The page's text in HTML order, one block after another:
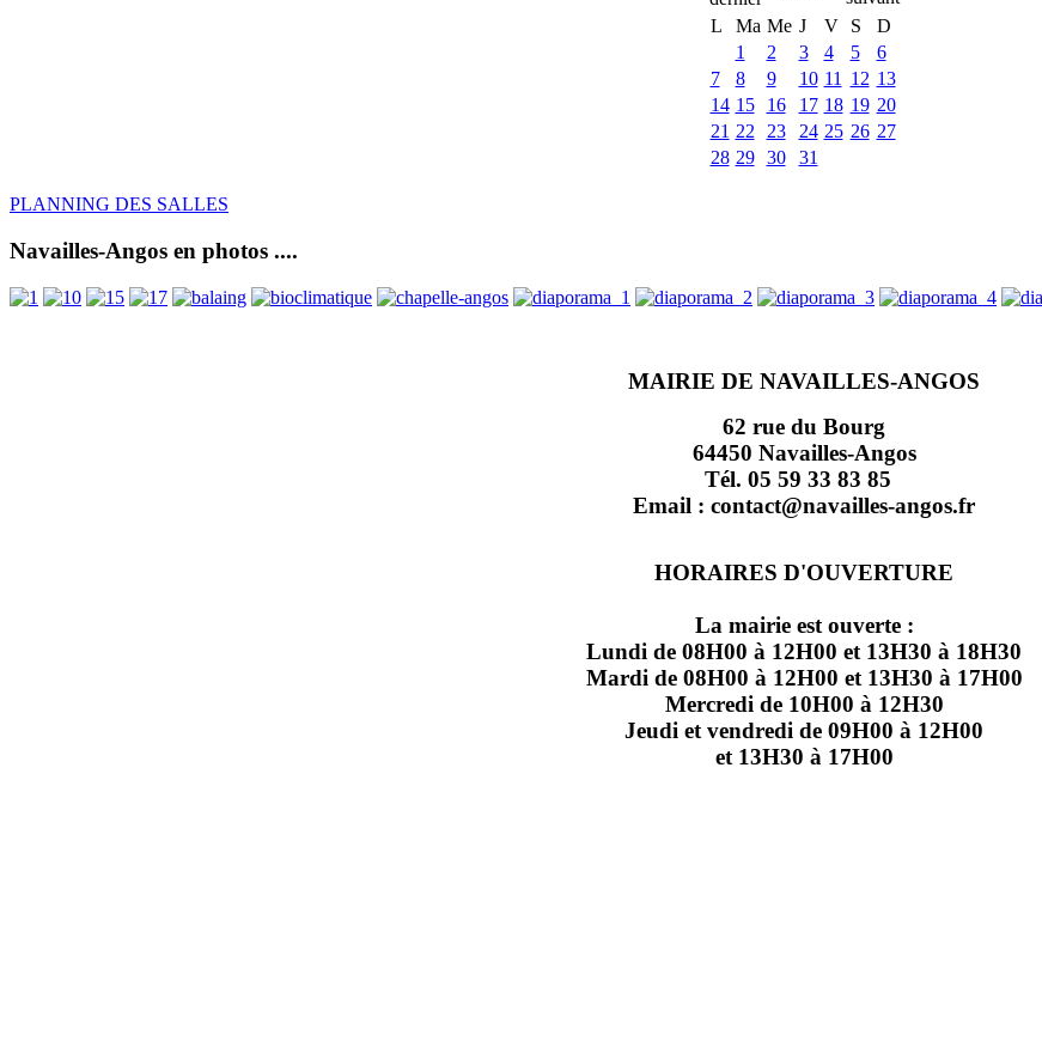
L
Ma Me J V S
D
1
2 3 4 5
6
7
8 9 10 11 12 13
14 15 16 17 18 19 20
21 22 23 24 25 26 27
28 29 30 31
PLANNING DES SALLES
Navailles-Angos en photos ....
MAIRIE DE NAVAILLES-ANGOS
62 rue du Bourg
64450 Navailles-Angos
Tél. 05 59 33 83 85
Email : contact@navailles-angos.fr
HORAIRES D'OUVERTURE
La mairie est ouverte :
Lundi de 08H00 à 12H00 et 13H30 à 18H30
Mardi de 08H00 à 12H00 et 13H30 à 17H00
Mercredi de 10H00 à 12H30
Jeudi et vendredi de 09H00 à 12H00
et 13H30 à 17H00